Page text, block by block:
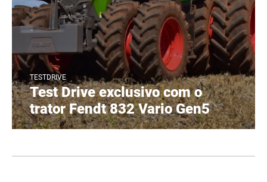
TESTDRIVE
Test Drive exclusivo com o
trator Fendt 832 Vario Gen5